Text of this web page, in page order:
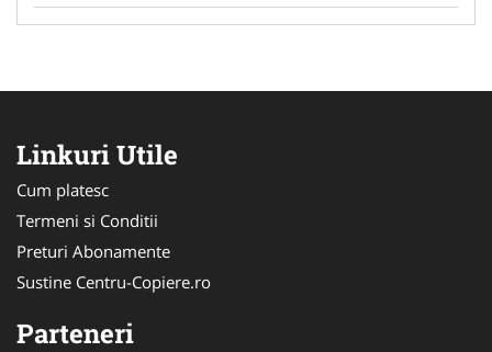
Linkuri Utile
Cum platesc
Termeni si Conditii
Preturi Abonamente
Sustine Centru-Copiere.ro
Parteneri